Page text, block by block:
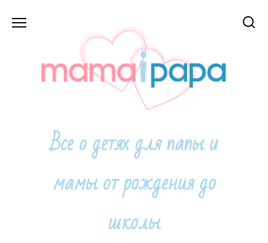
Все о детях для папы и
мамы от рождения до
школы